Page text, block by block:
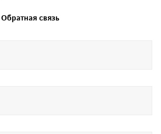
Обратная связь